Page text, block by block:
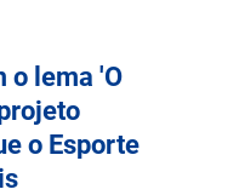
o lema 'O
o Esporte